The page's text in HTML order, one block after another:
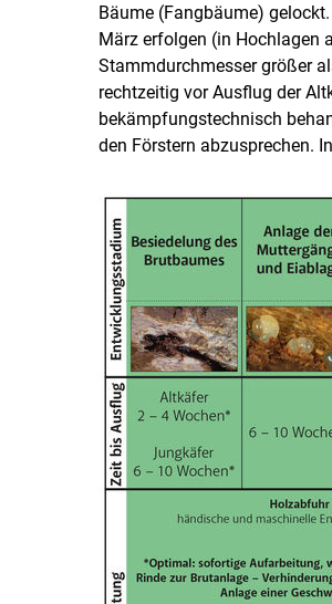
Bäume (Fangbäume)
März erfolgen (in Hochlagen
Stammdurchmesser größer
rechtzeitig vor Ausflug der
bekämpfungstechnisch
den Förstern abzusprechen.